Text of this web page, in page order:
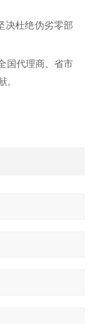
决杜绝伪劣零部
国代理商、省市
。